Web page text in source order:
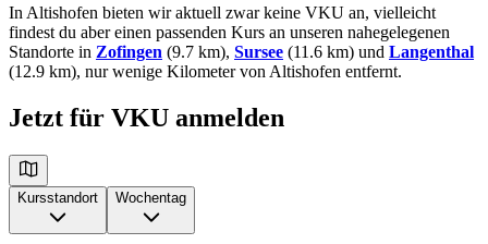
In Altishofen bieten wir aktuell zwar keine VKU an, vielleicht
findest du aber einen passenden Kurs an unseren nahegelegenen
Standorte in Zofingen (9.7 km), Sursee (11.6 km) und Langenthal
(12.9 km), nur wenige Kilometer von Altishofen entfernt.
Jetzt für VKU anmelden
Kursstandort Wochentag